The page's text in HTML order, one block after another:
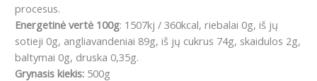
procesus.
Energetinė vertė 100g: 1507kj / 360kcal, riebalai 0g, iš jų
sotieji 0g, angliavandeniai 89g, iš jų cukrus 74g, skaidulos 2g,
baltymai 0g, druska 0,35g.
Grynasis kiekis: 500g